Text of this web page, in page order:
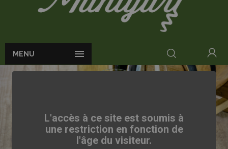
L'accès à ce site est soumis à
une restriction en fonction de
l'âge du visiteur.

MENU